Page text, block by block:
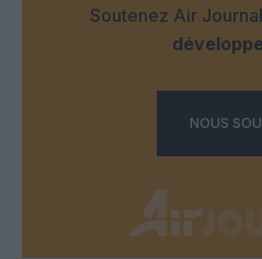
Soutenez Air
NOUS